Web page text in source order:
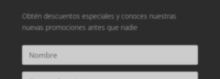
Obtén descuentos especiales y conoces nuestras
nuevas promociones antes que nadie